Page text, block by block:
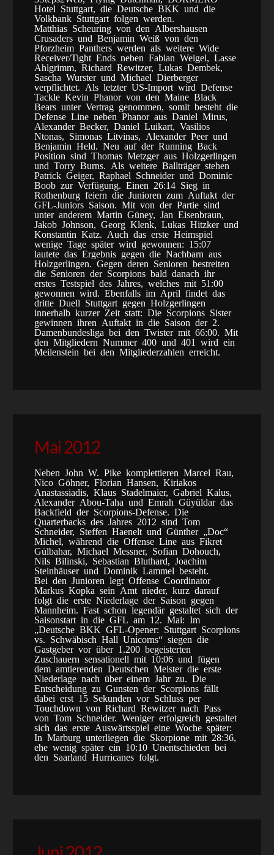
Hotel Stuttgart, die Deutsche BKK und die
Volkbank Stuttgart folgen werden.
Matthias Scheuring von den Albershausen
Crusaders und Benjamin Weiß von den
Pforzheim Panthers werden als weitere Wide
Receiver/Tight Ends neben Fabian Weigel, Lasse
Ahlgrimm, Richard Rewitzer, Lukas Dembek,
Sascha Wurster und Michael Dierberger
verpflichtet. Als letzter US-Import wird Defense
Tackle Kevin Phanor von den Maine Black
Bears unter Vertrag genommen, somit besteht die
Defense Line neben Phanor aus Daniel Mirus,
Alexander Becker, Daniel Luikart, Vasilios
Ntonas, Simonas Litvinas, Alexander Peer und
Benjamin Held. Neu auf der Running Back
Position sind Thomas Metzger aus Holzgerlingen
und Torry Burns. Als weitere Ballträger stehen
Patrick Geiger, Raphael Schneider und Dominic
Boob zur Verfügung. Einen 26:14 Sieg in
Rothenburg feiern die Junioren zum Auftakt der
GFL-Juniors Saison. Mit von der Partie sind
unter anderem Martin Güney, Jan Eisenbraun,
Jakob Johnson, Georg Klenk, Lukas Hitzker und
Konstantin Katz. Auch das erste Heimspiel
wenige Tage später wird gewonnen: 15:07
lautete das Ergebnis gegen die Nachbarn aus
Holzgerlingen. Gegen deren Senioren bestreiten
die Senioren der Scorpions bald danach ihr
erstes Testspiel des Jahres, welches mit 51:00
gewonnen wird. Ebenfalls im April findet das
dritte Duell Stuttgart gegen Holzgerlingen
innerhalb kurzer Zeit statt: Die Scorpions Sister
gewinnen ihren Auftakt in die Saison der 2.
Damenbundesliga bei den Twister mit 66:00. Mit
den Mitgliedern Nummer 400 und 401 wird ein
Meilenstein bei den Mitgliederzahlen erreicht.
Mai 2012
Neben John W. Pike komplettieren Marcel Rau,
Nico Göhner, Florian Hansen, Kiriakos
Anastassiadis, Klaus Stadelmaier, Gabriel Kalus,
Alexander Abou-Taha und Emrah Güyüldar das
Backfield der Scorpions-Defense. Die
Quarterbacks des Jahres 2012 sind Tom
Schneider, Steffen Haenelt und Günther „Doc“
Michel, während die Offense Line aus Fikret
Gülbahar, Michael Messner, Sofian Dohouch,
Nils Bilinski, Sebastian Bluthard, Joachim
Steinhäuser und Dominik Lammel besteht.
Bei den Junioren legt Offense Coordinator
Markus Kopka sein Amt nieder, kurz darauf
folgt die erste Niederlage der Saison gegen
Mannheim. Fast schon legendär gestaltet sich der
Saisonstart in die GFL am 12. Mai: Im
„Deutsche BKK GFL-Opener: Stuttgart Scorpions
vs. Schwäbisch Hall Unicorns“ siegen die
Gastgeber vor über 1.200 begeisterten
Zuschauern sensationell mit 10:06 und fügen
dem amtierenden Deutschen Meister die erste
Niederlage nach über einem Jahr zu. Die
Entscheidung zu Gunsten der Scorpions fällt
dabei erst 15 Sekunden vor Schluss per
Touchdown von Richard Rewitzer nach Pass
von Tom Schneider. Weniger erfolgreich gestaltet
sich das erste Auswärtsspiel eine Woche später:
In Marburg unterliegen die Skorpione mit 28:36,
ehe wenig später ein 10:10 Unentschieden bei
den Saarland Hurricanes folgt.